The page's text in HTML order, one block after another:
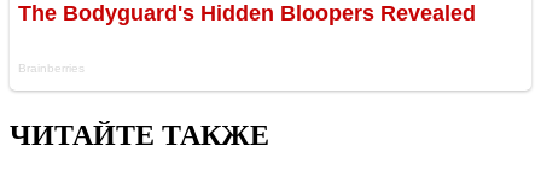
ЧИТАЙТЕ ТАКЖЕ